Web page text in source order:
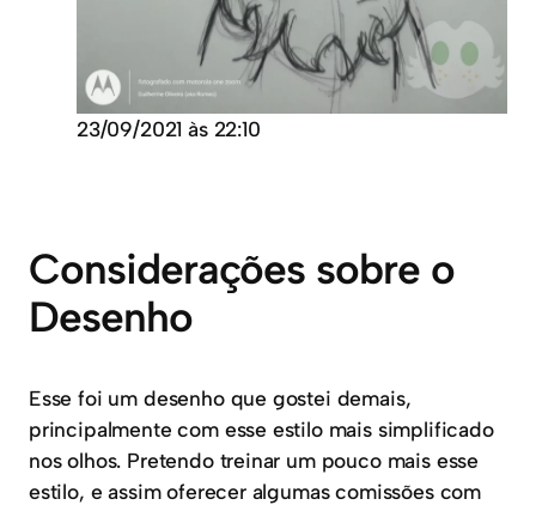
23/09/2021 às 22:10
Considerações sobre o
Desenho
Esse foi um desenho que gostei demais,
principalmente com esse estilo mais simplificado
nos olhos. Pretendo treinar um pouco mais esse
estilo, e assim oferecer algumas comissões com